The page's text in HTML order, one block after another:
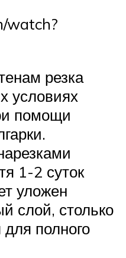
watch?
резка
условиях
помощи
1-2 суток
уложен
слой, столько
полного